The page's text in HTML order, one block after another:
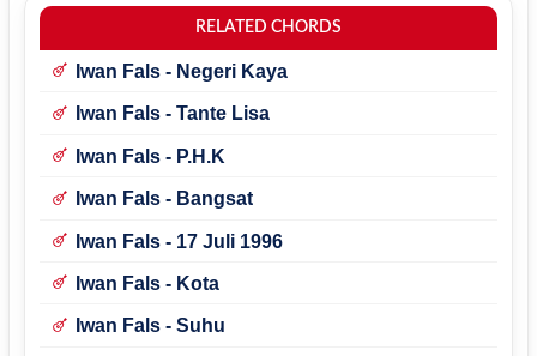
RELATED CHORDS
Iwan Fals - Negeri Kaya
Iwan Fals - Tante Lisa
Iwan Fals - P.H.K
Iwan Fals - Bangsat
Iwan Fals - 17 Juli 1996
Iwan Fals - Kota
Iwan Fals - Suhu